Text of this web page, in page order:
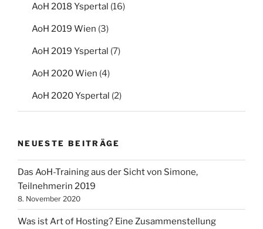
AoH 2018 Yspertal (16)
AoH 2019 Wien (3)
AoH 2019 Yspertal (7)
AoH 2020 Wien (4)
AoH 2020 Yspertal (2)
NEUESTE BEITRÄGE
Das AoH-Training aus der Sicht von Simone,
Teilnehmerin 2019
8. November 2020
Was ist Art of Hosting? Eine Zusammenstellung